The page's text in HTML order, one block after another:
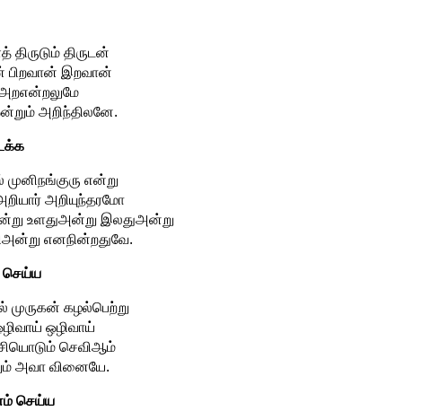
திருடன்
பிறவான் இறவான்
அறிந்திலனே.
என்று
அறியுந்தரமோ
உளதுஅன்று இலதுஅன்று
எனநின்றதுவே.
செய்ய
முருகன் கழல்பெற்று
ஒழிவாய்
செவிஆம்
அவா வினையே.
செய்ய